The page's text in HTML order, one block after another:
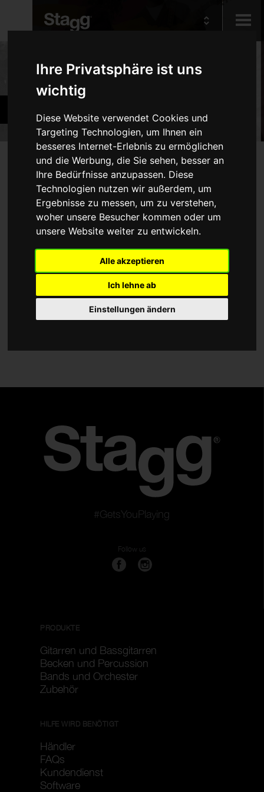
Ihre Privatsphäre ist uns
wichtig
Diese Website verwendet Cookies und
Targeting Technologien, um Ihnen ein
besseres Internet-Erlebnis zu ermöglichen
und die Werbung, die Sie sehen, besser an
Ihre Bedürfnisse anzupassen. Diese
Technologien nutzen wir außerdem, um
Ergebnisse zu messen, um zu verstehen,
woher unsere Besucher kommen oder um
unsere Website weiter zu entwickeln.
Alle akzeptieren
Ich lehne ab
Einstellungen ändern
Kids
Produkte
Bands und Orchester
Produkte
Holzblasinstrumente
Blechblasinstrumente
Diverse Blasinstrumente
Klavierbänke und -Hocker
Zubehör
Taschen und Cases
Trompeten
Saxophone
Waldhorn
Bariton
Euphoniums
Filter anwenden
Kein Produkt entspricht Ihren Filtern
#GetsYouPlaying
Follow us
PRODUKTE
Gitarren und Bassgitarren
Becken und Percussion
Bands und Orchester
Zubehör
HILFE WIRD BENÖTIGT
Händler
FAQs
Kundendienst
Software